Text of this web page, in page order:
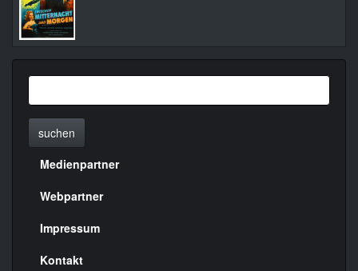
suchen
Menülinks
rechte
Seite
Medienpartner
Webpartner
Impressum
Kontakt